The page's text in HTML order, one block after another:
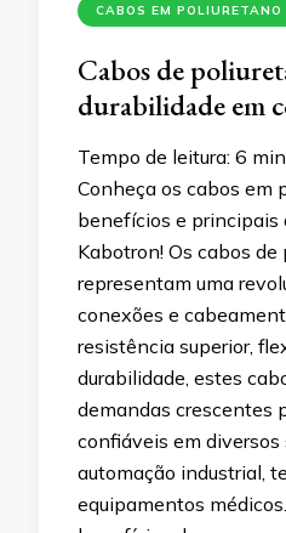
CABOS EM POLIURETANO
Cabos de
durabilidade em
Tempo de leitura: 6
Conheça os cabos em
benefícios e principais
Kabotron! Os cabos de
representam uma
conexões e
resistência superior,
durabilidade, estes
demandas crescentes
confiáveis em diversos
automação industrial,
equipamentos